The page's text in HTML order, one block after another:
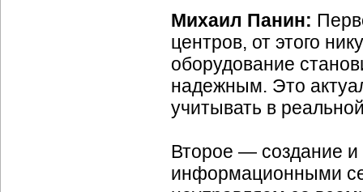
Михаил Панин:
центров, от этого
оборудование
надежным. Это
учитывать в
Второе — создание и
информационными